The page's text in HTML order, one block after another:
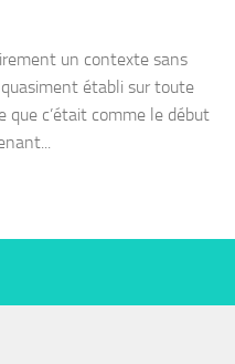
un contexte sans
établi sur toute
que c’était comme le début